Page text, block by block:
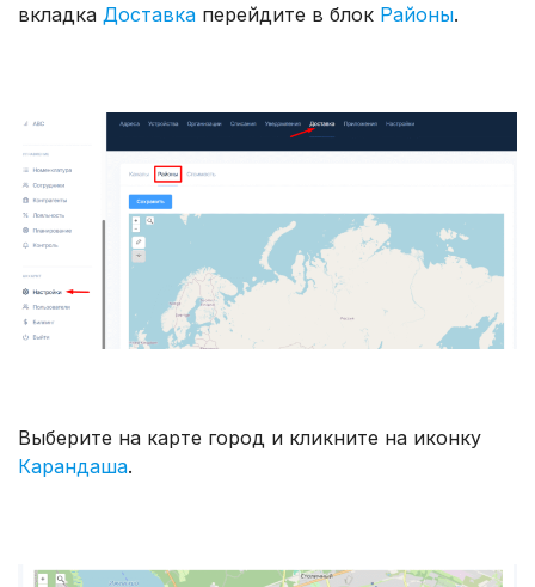
вкладка Доставка перейдите в блок Районы.
Выберите на карте город и кликните на иконку
Карандаша.